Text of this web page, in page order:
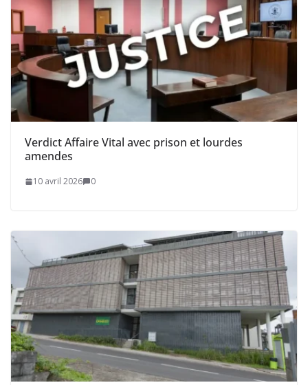
Verdict Affaire Vital avec prison et lourdes
amendes
10 avril 2026 0